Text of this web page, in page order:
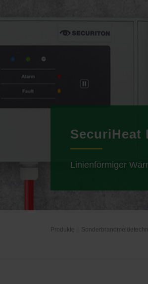
SecuriHeat
Linienförmiger
Produkte